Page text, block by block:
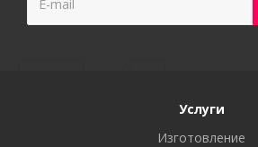
Услуги
Изготовление